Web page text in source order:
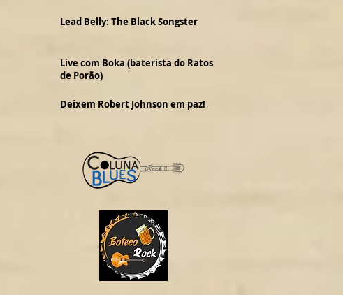
Lead Belly: The Black Songster
Live com Boka (baterista do Ratos
de Porão)
Deixem Robert Johnson em paz!